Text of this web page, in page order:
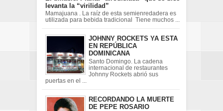
levanta la “virilidad”
Mamajuana . La raíz de esta semienredadera es
utilizada para bebida tradicional Tiene muchos ...
JOHNNY ROCKETS YA ESTA
EN REPÚBLICA
DOMINICANA
Santo Domingo. La cadena
internacional de restaurantes
Johnny Rockets abrió sus
puertas en el ...
RECORDANDO LA MUERTE
DE PEPE ROSARIO